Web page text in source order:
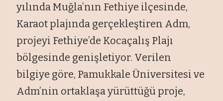
yılında Muğla’nın Fethiye ilçesinde,
Karaot plajında gerçekleştiren Adm,
projeyi Fethiye’de Kocaçalış Plajı
bölgesinde genişletiyor. Verilen
bilgiye göre, Pamukkale Üniversitesi ve
Adm’nin ortaklaşa yürüttüğü proje,